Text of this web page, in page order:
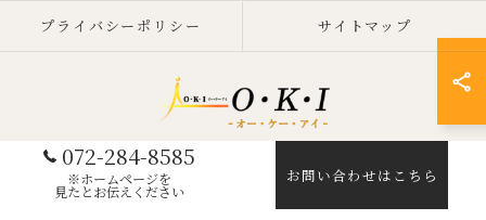
072-284-8585
※ホームページを
見たとお伝えください
お問い合わせはこちら
プライバシーポリシー サイトマップ
© 2026 大阪のカビ取りならO・K・I ALL RIGHTS RESERVED.